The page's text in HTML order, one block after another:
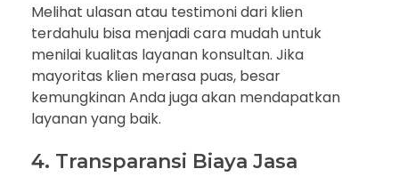
Melihat ulasan atau testimoni dari klien
terdahulu bisa menjadi cara mudah untuk
menilai kualitas layanan konsultan. Jika
mayoritas klien merasa puas, besar
kemungkinan Anda juga akan mendapatkan
layanan yang baik.
4. Transparansi Biaya Jasa